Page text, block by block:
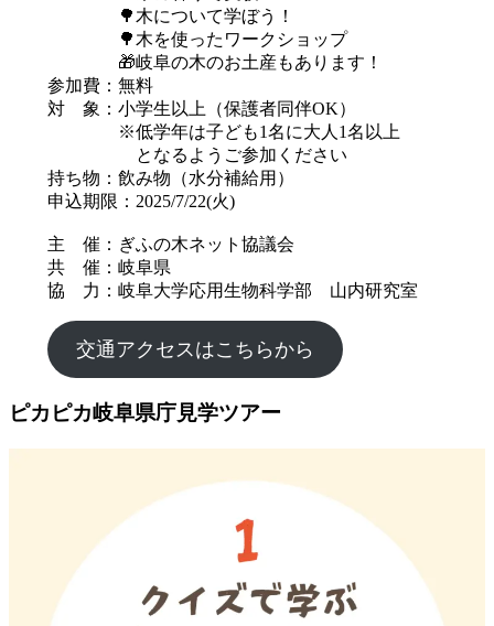
🌳木について学ぼう！
🌳木を使ったワークショップ
🎁岐阜の木のお土産もあります！
参加費：無料
対 象：小学生以上（保護者同伴OK）
※低学年は子ども1名に大人1名以上
となるようご参加ください
持ち物：飲み物（水分補給用）
申込期限：2025/7/22(火)
主 催：ぎふの木ネット協議会
共 催：岐阜県
協 力：岐阜大学応用生物科学部 山内研究室
交通アクセスはこちらから
ピカピカ岐阜県庁見学ツアー